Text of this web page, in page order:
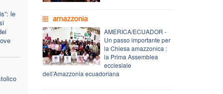
le
amazzonia
AMERICA/ECUADOR -
Un passo importante per
la Chiesa amazzonica :
la Prima Assemblea
ecclesiale
dell’Amazzonia ecuadoriana